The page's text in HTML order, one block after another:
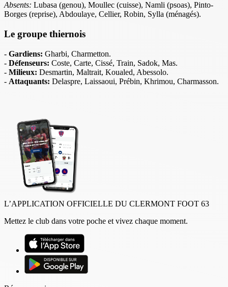
Absents: Lubasa (genou), Moullec (cuisse), Namli (psoas), Pinto-
Borges (reprise), Abdoulaye, Cellier, Robin, Sylla (ménagés).
Le groupe thiernois
- Gardiens: Gharbi, Charmetton.
- Défenseurs: Coste, Carte, Cissé, Train, Sadok, Mas.
- Milieux: Desmartin, Maltrait, Koualed, Abessolo.
- Attaquants: Delaspre, Laissaoui, Prébin, Khrimou, Charmasson.
L’APPLICATION OFFICIELLE DU CLERMONT FOOT 63
Mettez le club dans votre poche et vivez chaque moment.